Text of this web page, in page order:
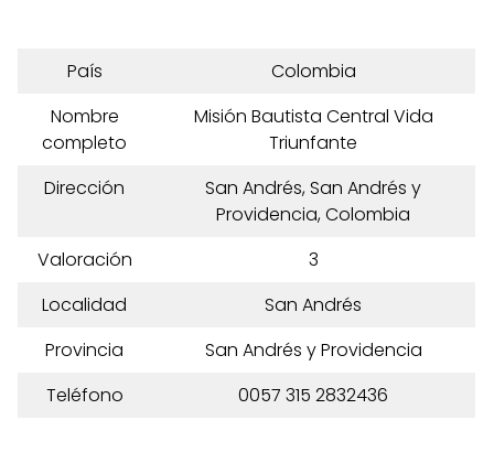
País
Colombia
Nombre
completo
Misión Bautista Central Vida
Triunfante
Dirección
San Andrés, San Andrés y
Providencia, Colombia
Valoración
3
Localidad
San Andrés
Provincia
San Andrés y Providencia
Teléfono
0057 315 2832436